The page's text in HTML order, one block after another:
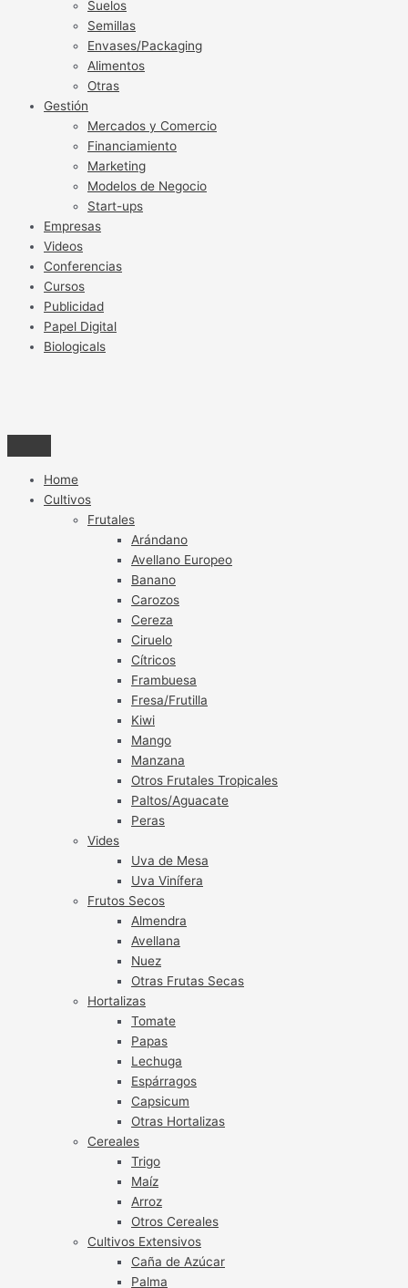
Suelos
Semillas
Envases/Packaging
Alimentos
Otras
Gestión
Mercados y Comercio
Financiamiento
Marketing
Modelos de Negocio
Start-ups
Empresas
Videos
Conferencias
Cursos
Publicidad
Papel Digital
Biologicals
Home
Cultivos
Frutales
Arándano
Avellano Europeo
Banano
Carozos
Cereza
Ciruelo
Cítricos
Frambuesa
Fresa/Frutilla
Kiwi
Mango
Manzana
Otros Frutales Tropicales
Paltos/Aguacate
Peras
Vides
Uva de Mesa
Uva Vinífera
Frutos Secos
Almendra
Avellana
Nuez
Otras Frutas Secas
Hortalizas
Tomate
Papas
Lechuga
Espárragos
Capsicum
Otras Hortalizas
Cereales
Trigo
Maíz
Arroz
Otros Cereales
Cultivos Extensivos
Caña de Azúcar
Palma